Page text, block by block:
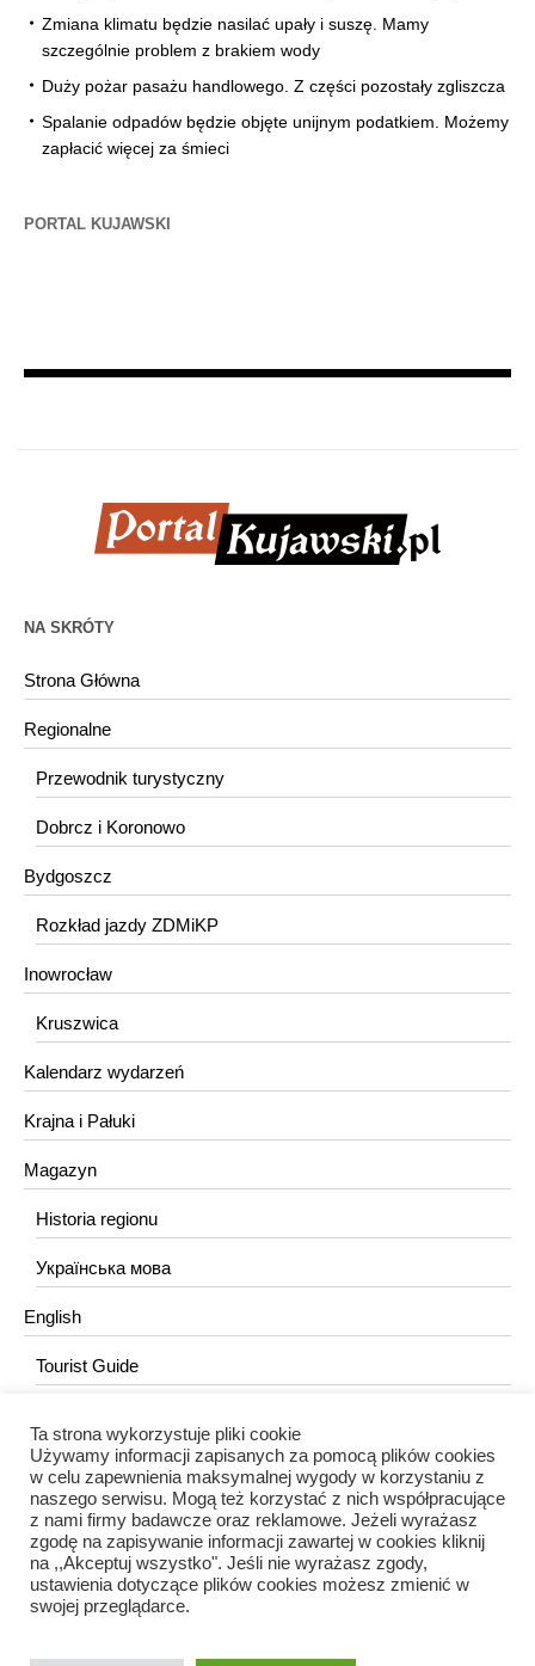
Zmiana klimatu będzie nasilać upały i suszę. Mamy
szczególnie problem z brakiem wody
Duży pożar pasażu handlowego. Z części pozostały zgliszcza
Spalanie odpadów będzie objęte unijnym podatkiem. Możemy
zapłacić więcej za śmieci
PORTAL KUJAWSKI
NA SKRÓTY
Strona Główna
Regionalne
Przewodnik turystyczny
Dobrcz i Koronowo
Bydgoszcz
Rozkład jazdy ZDMiKP
Inowrocław
Kruszwica
Kalendarz wydarzeń
Krajna i Pałuki
Magazyn
Historia regionu
Українська мова
English
Tourist Guide
KONTAKT
redakcja@portalkujawski.pl
Redakcja
Ta strona wykorzystuje pliki cookie
Używamy informacji zapisanych za pomocą plików cookies
w celu zapewnienia maksymalnej wygody w korzystaniu z
naszego serwisu. Mogą też korzystać z nich współpracujące
z nami firmy badawcze oraz reklamowe. Jeżeli wyrażasz
zgodę na zapisywanie informacji zawartej w cookies kliknij
na ,,Akceptuj wszystko". Jeśli nie wyrażasz zgody,
ustawienia dotyczące plików cookies możesz zmienić w
swojej przeglądarce.